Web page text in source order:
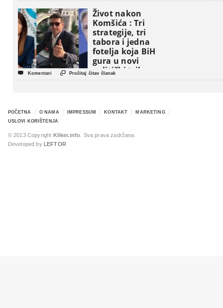
Život nakon
Komšića : Tri
strategije, tri
tabora i jedna
fotelja koja BiH
gura u novi
politički triler
 Komentari  Pročitaj čitav članak
POČETNA O NAMA IMPRESSUM KONTAKT
MARKETING
USLOVI KORIŠTENJA
© 2013 Copyright Kliker.info . Sva prava zadržana.
Developed by
LEFTOR